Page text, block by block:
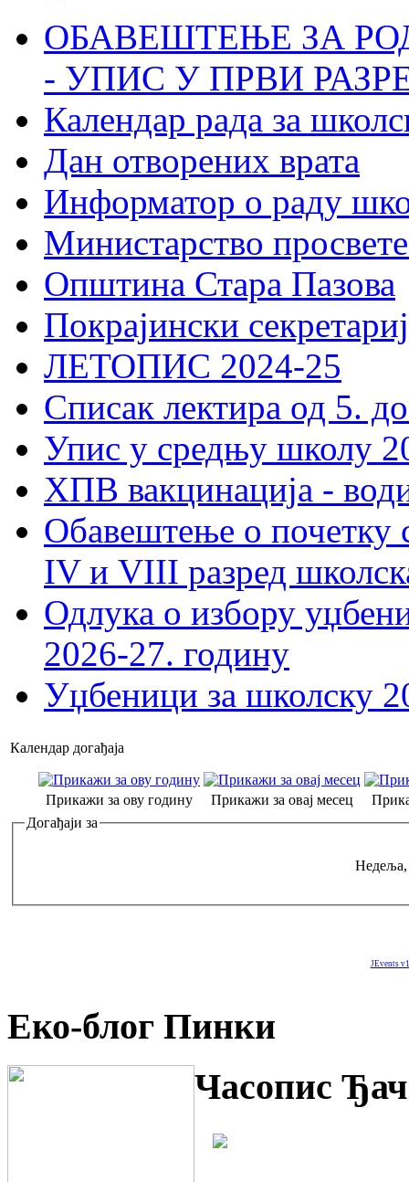
ОБАВЕШТЕЊЕ ЗА
- УПИС У ПРВИ
Календар рада за
Дан отворених врата
Информатор о раду
Министарство
Општина Стара Пазова
Покрајински
ЛЕТОПИС 2024-25
Списак лектира од 5.
Упис у средњу школу
ХПВ вакцинација -
Обавештење о почетку
IV и VIII разред
Одлука о избору
2026-27. годину
Уџбеници за школску
Календар догађаја
Прикажи за ову годину Прикажи за овај месец
Догађаји за
Недеља,
JEvents
Еко-блог Пинки
Часопис